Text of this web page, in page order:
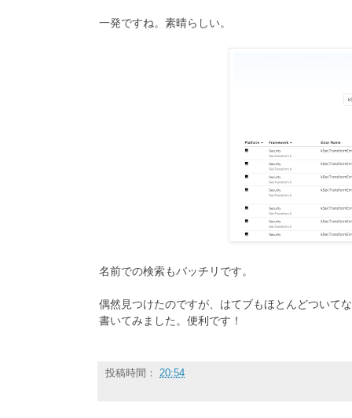
一発ですね。素晴らしい。
名前での検索もバッチリです。
偶然見つけたのですが、はてブもほとんどついて
書いてみました。便利です！
投稿時間： 20:54